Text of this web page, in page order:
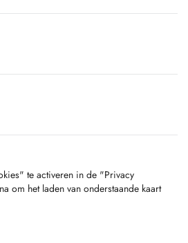
te activeren in de "Privacy
om het laden van onderstaande kaart